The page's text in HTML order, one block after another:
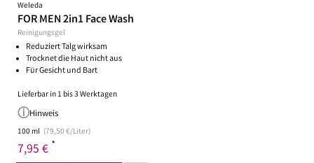
Weleda
FOR MEN 2in1 Face Wash
Reinigungsgel
Reduziert Talg wirksam
Trocknet die Haut nicht aus
Für Gesicht und Bart
Lieferbar in 1 bis 3 Werktagen
Hinweis
100 ml (79,50 €/Liter)
7,95 € *